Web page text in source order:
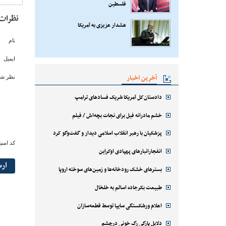
فلسطین
هشدار عزیزی به آمریکا
آخرین اخبار
دادستان‌کل آمریکا شریک فسادهای ترامپ
خشم مادرانه فیل برای نجات بچه‌اش / فیلم
پزشکیان با رهبر انقلاب اسلامی دیدار و گفت‌وگو کرد
انفجارانبارهای پهپادی اوکراین
بسترهای خشک رودخانه‌ها و زمین‌های سوخته اروپا
طبیعت بکرجاده اسالم به خلخال
اعلام ورشکستگی سایپا توسط قطعه‌سازان
دلایل پارگی رگ خونی درچشم
نام
ایمیل
نظر
کد